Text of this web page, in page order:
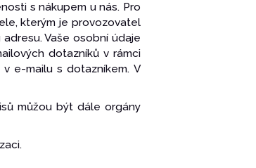
s nákupem u nás. Pro
kterým je provozovatel
Vaše osobní údaje
dotazníků v rámci
e-mailu s dotazníkem. V
můžou být dále orgány